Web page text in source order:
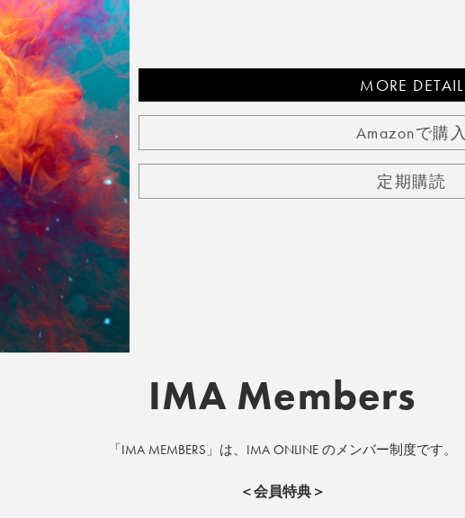
MORE DETAIL
Amazonで購入
定期購読
IMA Members
「IMA MEMBERS」は、IMA ONLINE のメンバー制度です。
＜会員特典＞